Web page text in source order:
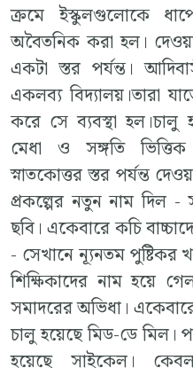
ক্রমে ইস্কুলগুলোকে
অবৈতনিক করা হল।
একটা স্তর পর্যন্ত।
একলব্য বিদ্যালয়।তারা
করে সে ব্যবস্থা
মেধা ও সঙ্গতি
স্নাতকোত্তর স্তর পর্যন্ত
প্রকল্পের নতুন নাম দিল -
ছবি। একেবারে কচি
- সেখানে ন্যূনতম পুষ্টিকর
শিক্ষিকাদের নাম হয়ে
সমাদরের অভিধা।
চালু হয়েছে মিড-ডে মিল।
হয়েছে সাইকেল।